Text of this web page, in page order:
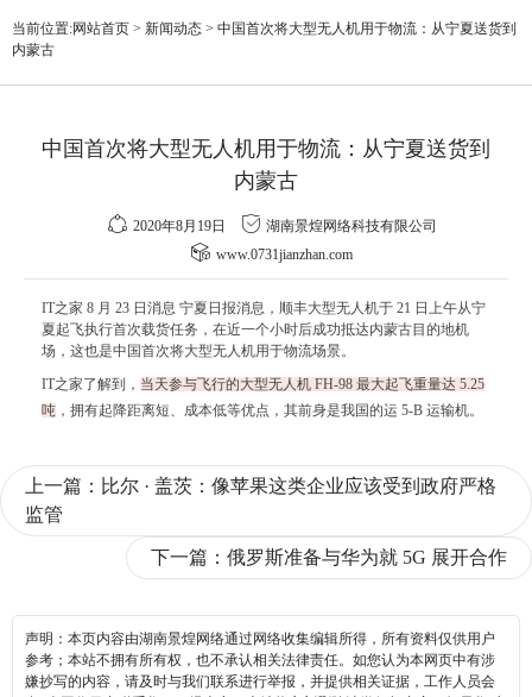
当前位置:网站首页 > 新闻动态 > 中国首次将大型无人机用于物流：从宁夏送货到
内蒙古
中国首次将大型无人机用于物流：从宁夏送货到
内蒙古
2020年8月19日
湖南景煌网络科技有限公司
www.0731jianzhan.com
IT之家 8 月 23 日消息 宁夏日报消息，顺丰大型无人机于 21 日上午从宁
夏起飞执行首次载货任务，在近一个小时后成功抵达内蒙古目的地机
场，这也是中国首次将大型无人机用于物流场景。
IT之家了解到， 当天参与飞行的大型无人机 FH-98 最大起飞重量达 5.25
吨 ，拥有起降距离短、成本低等优点，其前身是我国的运 5-B 运输机。
上一篇： 比尔 · 盖茨：像苹果这类企业应该受到政府严格
监管
下一篇： 俄罗斯准备与华为就 5G 展开合作
声明：本页内容由湖南景煌网络通过网络收集编辑所得，所有资料仅供用户
参考；本站不拥有所有权，也不承认相关法律责任。如您认为本网页中有涉
嫌抄写的内容，请及时与我们联系进行举报，并提供相关证据，工作人员会